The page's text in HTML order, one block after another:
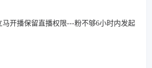
马开播保留直播权限---粉不够6小时内发起